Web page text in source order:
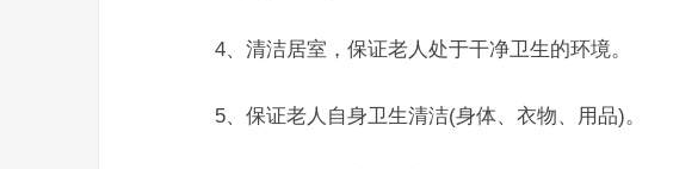
4、清洁居室，保证老人处于干净卫生的环境。
5、保证老人自身卫生清洁(身体、衣物、用品)。